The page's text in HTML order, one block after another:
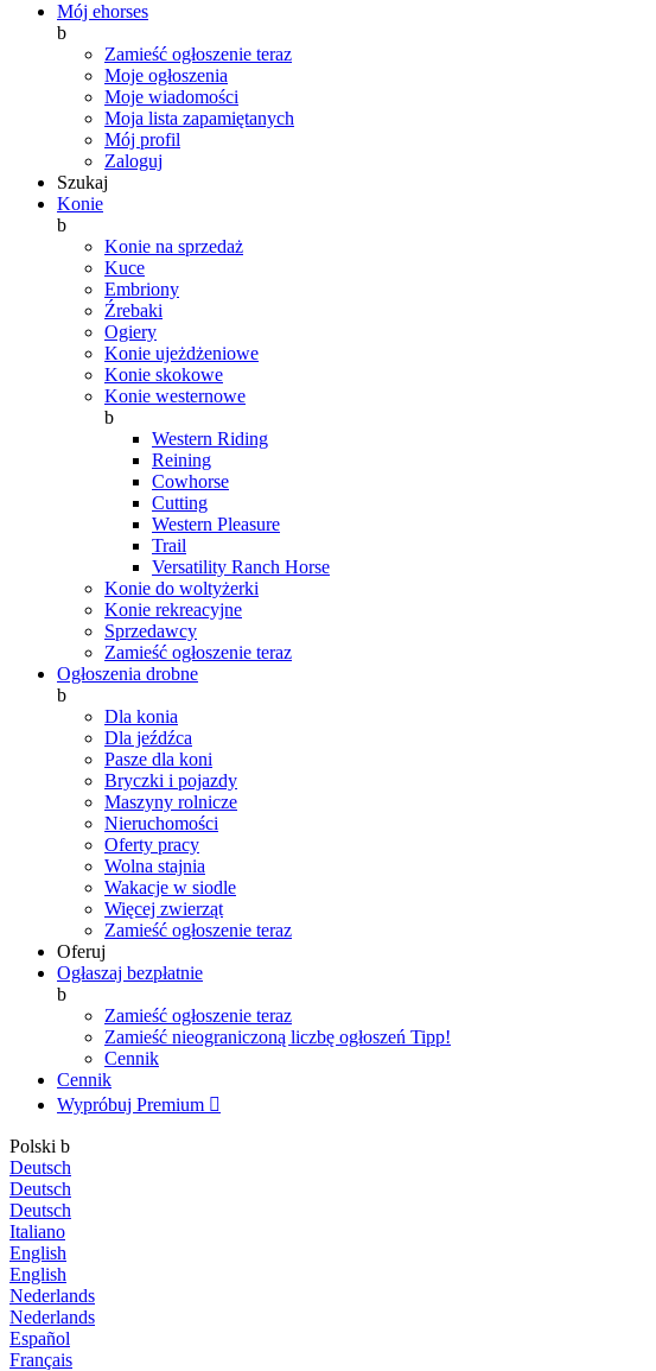
Mój ehorses
b
Zamieść ogłoszenie teraz
Moje ogłoszenia
Moje wiadomości
Moja lista zapamiętanych
Mój profil
Zaloguj
Szukaj
Konie
b
Konie na sprzedaż
Kuce
Embriony
Źrebaki
Ogiery
Konie ujeżdżeniowe
Konie skokowe
Konie westernowe
b
Western Riding
Reining
Cowhorse
Cutting
Western Pleasure
Trail
Versatility Ranch Horse
Konie do woltyżerki
Konie rekreacyjne
Sprzedawcy
Zamieść ogłoszenie teraz
Ogłoszenia drobne
b
Dla konia
Dla jeźdźca
Pasze dla koni
Bryczki i pojazdy
Maszyny rolnicze
Nieruchomości
Oferty pracy
Wolna stajnia
Wakacje w siodle
Więcej zwierząt
Zamieść ogłoszenie teraz
Oferuj
Ogłaszaj bezpłatnie
b
Zamieść ogłoszenie teraz
Zamieść nieograniczoną liczbę ogłoszeń Tipp!
Cennik
Cennik
Wypróbuj Premium 
Polski b
Deutsch
Deutsch
Deutsch
Italiano
English
English
Nederlands
Nederlands
Español
Français